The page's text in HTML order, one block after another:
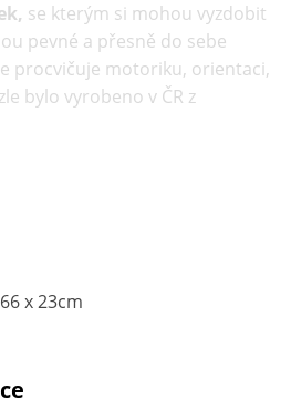
se kterým si mohou vyzdobit
pevné a přesně do sebe
procvičuje motoriku, orientaci,
bylo vyrobeno v ČR z
x 23cm